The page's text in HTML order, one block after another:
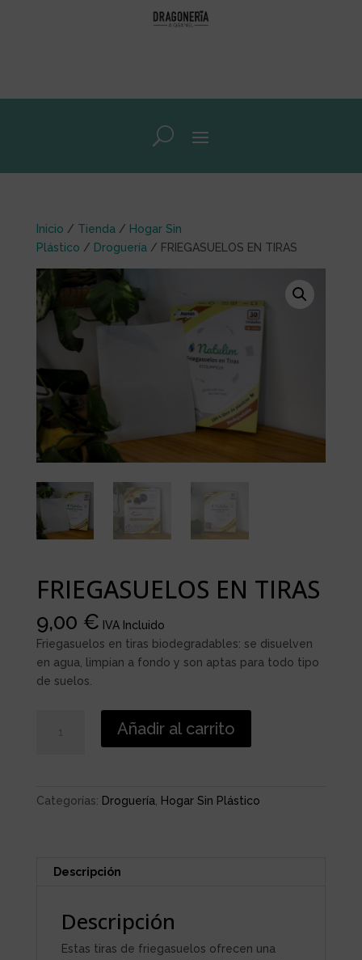
Inicio / Tienda / Hogar Sin
Plástico / Droguería / FRIEGASUELOS EN TIRAS
FRIEGASUELOS EN TIRAS
9,00 € IVA Incluido
Friegasuelos en tiras biodegradables: se disuelven
en agua, limpian a fondo y son aptas para todo tipo
de suelos.
Añadir al carrito
Categorías: Droguería Hogar Sin Plástico
Descripción
Descripción
Estas tiras de friegasuelos ofrecen una